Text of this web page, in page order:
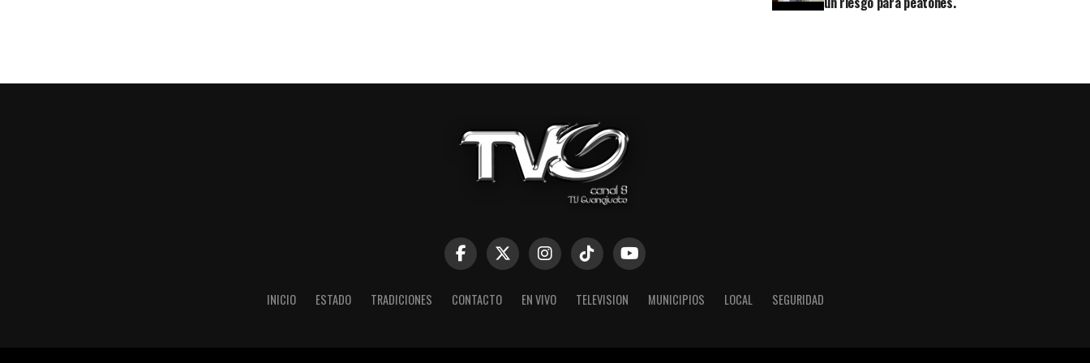
INICIO ESTADO TRADICIONES CONTACTO EN VIVO TELEVISION MUNICIPIOS LOCAL SEGURIDAD